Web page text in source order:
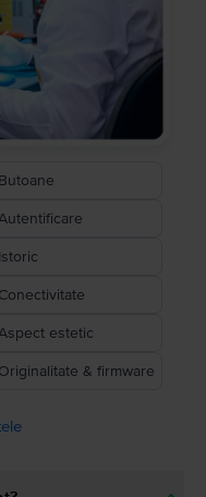
Butoane
Istoric
Conectivitate
estetic
Originalitate & firmware